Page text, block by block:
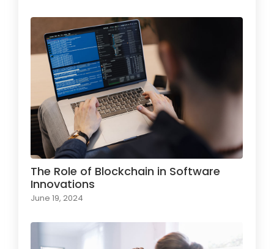
The Role of Blockchain in Software
Innovations
June 19, 2024